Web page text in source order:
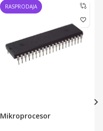
RASPRODAJA
Mikroprocesor